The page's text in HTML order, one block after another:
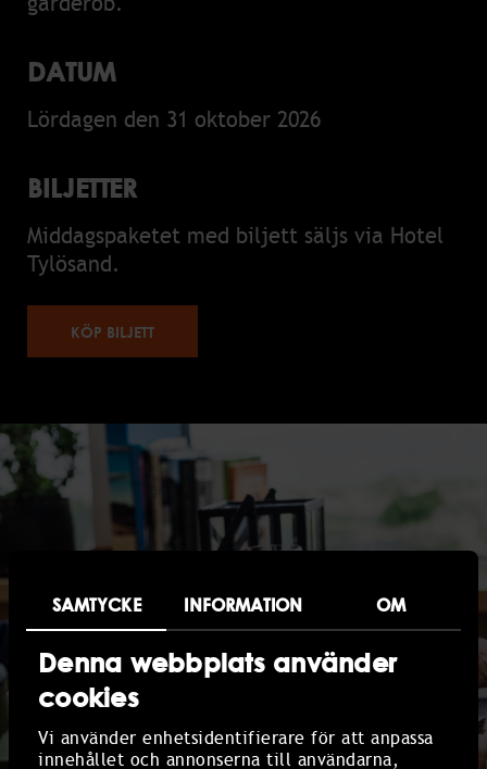
SAMTYCKE INFORMATION OM
Denna webbplats använder
cookies
Vi använder enhetsidentifierare för att anpassa
innehållet och annonserna till användarna,
DATUM
Lördagen den 31 oktober 2026
BILJETTER
Middagspaketet med biljett säljs via Hotel
Tylösand.
KÖP BILJETT